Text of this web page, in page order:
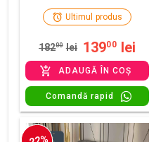
Ultimul produs
18200 lei 13900 lei
ADAUGĂ ÎN COȘ
Comandă rapid